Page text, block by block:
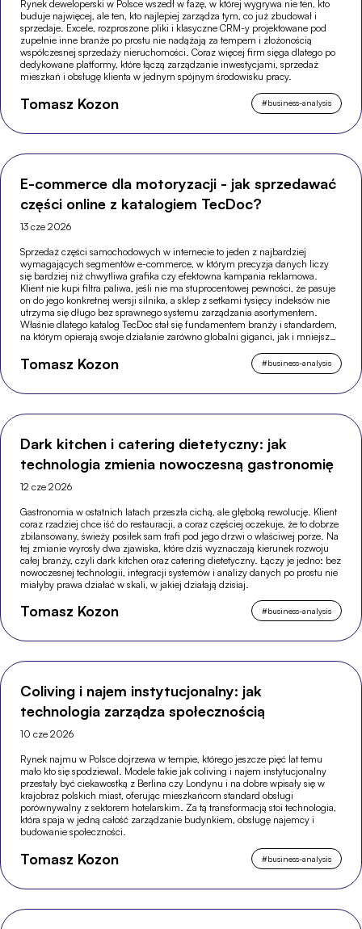
Rynek deweloperski w Polsce wszedł w fazę, w której wygrywa nie ten, kto
buduje najwięcej, ale ten, kto najlepiej zarządza tym, co już zbudował i
sprzedaje. Excele, rozproszone pliki i klasyczne CRM-y projektowane pod
zupełnie inne branże po prostu nie nadążają za tempem i złożonością
współczesnej sprzedaży nieruchomości. Coraz więcej firm sięga dlatego po
dedykowane platformy, które łączą zarządzanie inwestycjami, sprzedaż
mieszkań i obsługę klienta w jednym spójnym środowisku pracy.
Tomasz Kozon #business-analysis
E-commerce dla motoryzacji - jak sprzedawać
części online z katalogiem TecDoc?
13 cze 2026
Sprzedaż części samochodowych w internecie to jeden z najbardziej
wymagających segmentów e-commerce, w którym precyzja danych liczy
się bardziej niż chwytliwa grafika czy efektowna kampania reklamowa.
Klient nie kupi filtra paliwa, jeśli nie ma stuprocentowej pewności, że pasuje
on do jego konkretnej wersji silnika, a sklep z setkami tysięcy indeksów nie
utrzyma się długo bez sprawnego systemu zarządzania asortymentem.
Właśnie dlatego katalog TecDoc stał się fundamentem branży i standardem,
na którym opierają swoje działanie zarówno globalni giganci, jak i mniejsze,
Tomasz Kozon #business-analysis
Dark kitchen i catering dietetyczny: jak
technologia zmienia nowoczesną gastronomię
12 cze 2026
Gastronomia w ostatnich latach przeszła cichą, ale głęboką rewolucję. Klient
coraz rzadziej chce iść do restauracji, a coraz częściej oczekuje, że to dobrze
zbilansowany, świeży posiłek sam trafi pod jego drzwi o właściwej porze. Na
tej zmianie wyrosły dwa zjawiska, które dziś wyznaczają kierunek rozwoju
całej branży, czyli dark kitchen oraz catering dietetyczny. Łączy je jedno: bez
nowoczesnej technologii, integracji systemów i analizy danych po prostu nie
miałyby prawa działać w skali, w jakiej działają dzisiaj.
Tomasz Kozon #business-analysis
Coliving i najem instytucjonalny: jak
technologia zarządza społecznością
10 cze 2026
Rynek najmu w Polsce dojrzewa w tempie, którego jeszcze pięć lat temu
mało kto się spodziewał. Modele takie jak coliving i najem instytucjonalny
przestały być ciekawostką z Berlina czy Londynu i na dobre wpisały się w
krajobraz polskich miast, oferując mieszkańcom standard obsługi
porównywalny z sektorem hotelarskim. Za tą transformacją stoi technologia,
która spaja w jedną całość zarządzanie budynkiem, obsługę najemcy i
budowanie społeczności.
Tomasz Kozon #business-analysis